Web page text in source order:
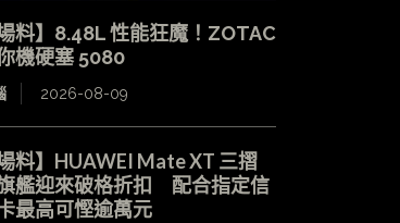
場料】8.48L 性能狂魔！ZOTAC
機硬塞 5080
2026-08-09
場料】HUAWEI Mate XT 三摺
艦迎來破格折扣 配合指定信
最高可慳逾萬元